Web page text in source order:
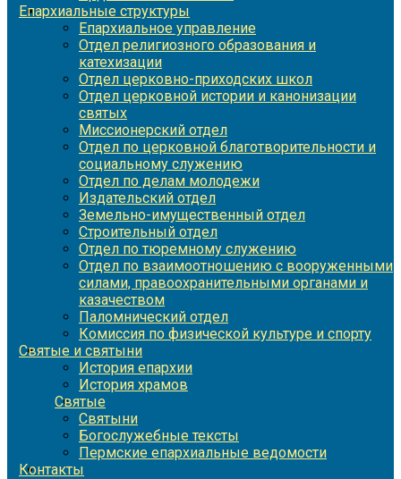
Епархиальные структуры
Епархиальное управление
Отдел религиозного образования и
катехизации
Отдел церковно-приходских школ
Отдел церковной истории и канонизации
святых
Миссионерский отдел
Отдел по церковной благотворительности и
социальному служению
Отдел по делам молодежи
Издательский отдел
Земельно-имущественный отдел
Строительный отдел
Отдел по тюремному служению
Отдел по взаимоотношению с вооруженными
силами, правоохранительными органами и
казачеством
Паломнический отдел
Комиссия по физической культуре и спорту
Святые и святыни
История епархии
История храмов
Святые
Святыни
Богослужебные тексты
Пермские епархиальные ведомости
Контакты